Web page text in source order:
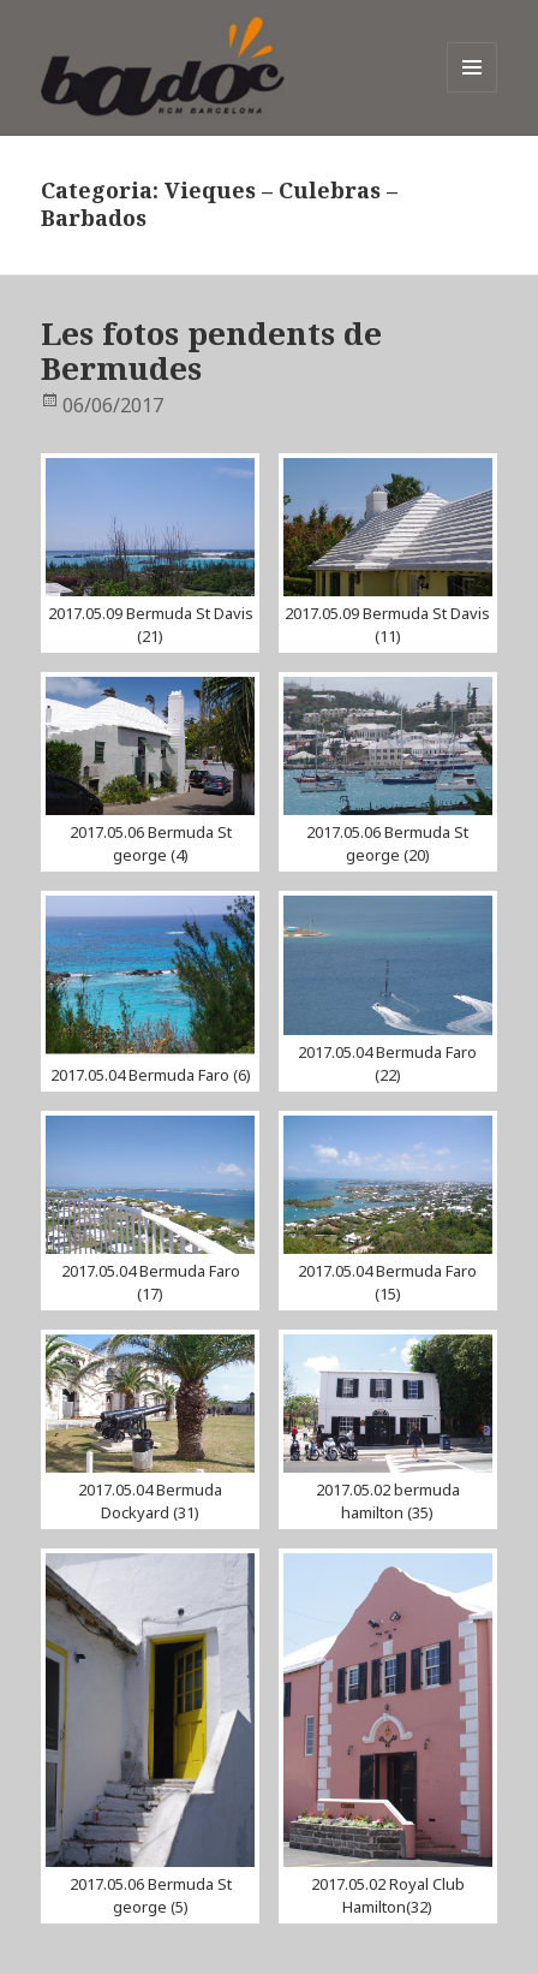
GINYS
Categoria:Vieques – Culebras –
Barbados
Les fotos pendents de
Bermudes
Publicat
06/06/2017
2017.05.09 Bermuda St Davis
(21)
2017.05.09 Bermuda St Davis
(11)
2017.05.06 Bermuda St
george (4)
2017.05.06 Bermuda St
george (20)
2017.05.04 Bermuda Faro (6)
2017.05.04 Bermuda Faro
(22)
2017.05.04 Bermuda Faro
(17)
2017.05.04 Bermuda Faro
(15)
2017.05.04 Bermuda
Dockyard (31)
2017.05.02 bermuda
hamilton (35)
2017.05.06 Bermuda St
george (5)
2017.05.02 Royal Club
Hamilton(32)